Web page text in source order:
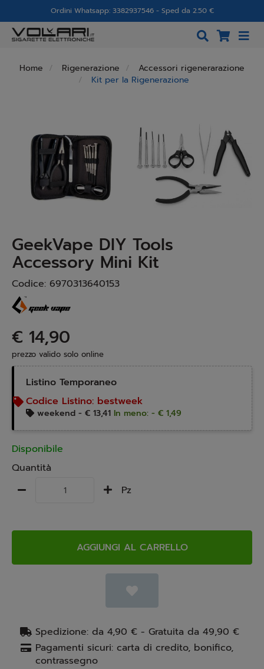
Ordini Whatsapp: 3382937546 - Sped da 2.50 €
Home Rigenerazione
Accessori rigenerarazione
Kit per la Rigenerazione
GeekVape DIY Tools
Accessory Mini Kit
Codice: 6970313640153
€ 14,90
prezzo valido solo online
Listino Temporaneo
Codice Listino: bestweek
weekend - € 13,41 In meno: - € 1,49
Disponibile
Quantità
Pz
AGGIUNGI AL CARRELLO
Spedizione: da 4,90 € - Gratuita da 49,90 €
Pagamenti sicuri: carta di credito, bonifico,
contrassegno